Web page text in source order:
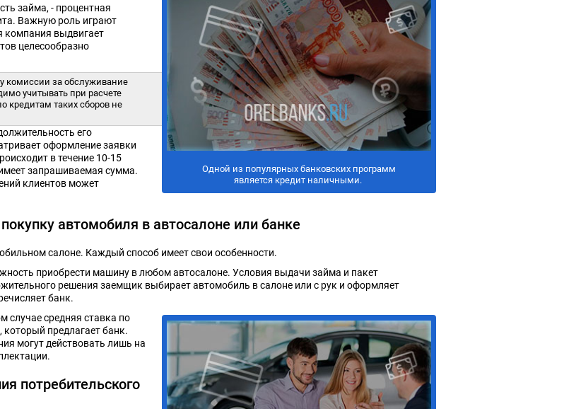
Одной из популярных банковских программ
является кредит наличными.
займа, - процентная
Важную роль играют
компания выдвигает
целесообразно
комиссии за обслуживание
учитывать при расчете
кредитам таких сборов не
его
оформление заявки
в течение 10-15
запрашиваемая сумма.
клиентов может
автомобиля в автосалоне или банке
салоне. Каждый способ имеет свои особенности.
приобрести машину в любом автосалоне. Условия выдачи займа и пакет
решения заемщик выбирает автомобиль в салоне или с рук и оформляет
банк.
случае средняя ставка по
предлагает банк.
могут действовать лишь на
потребительского